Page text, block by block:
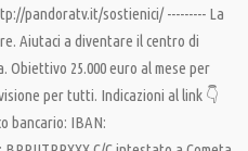
pandoratv.it/sostienici/ --------- La
Aiutaci a diventare il centro di
Obiettivo 25.000 euro al mese per
per tutti. Indicazioni al link 👇
bancario: IBAN: